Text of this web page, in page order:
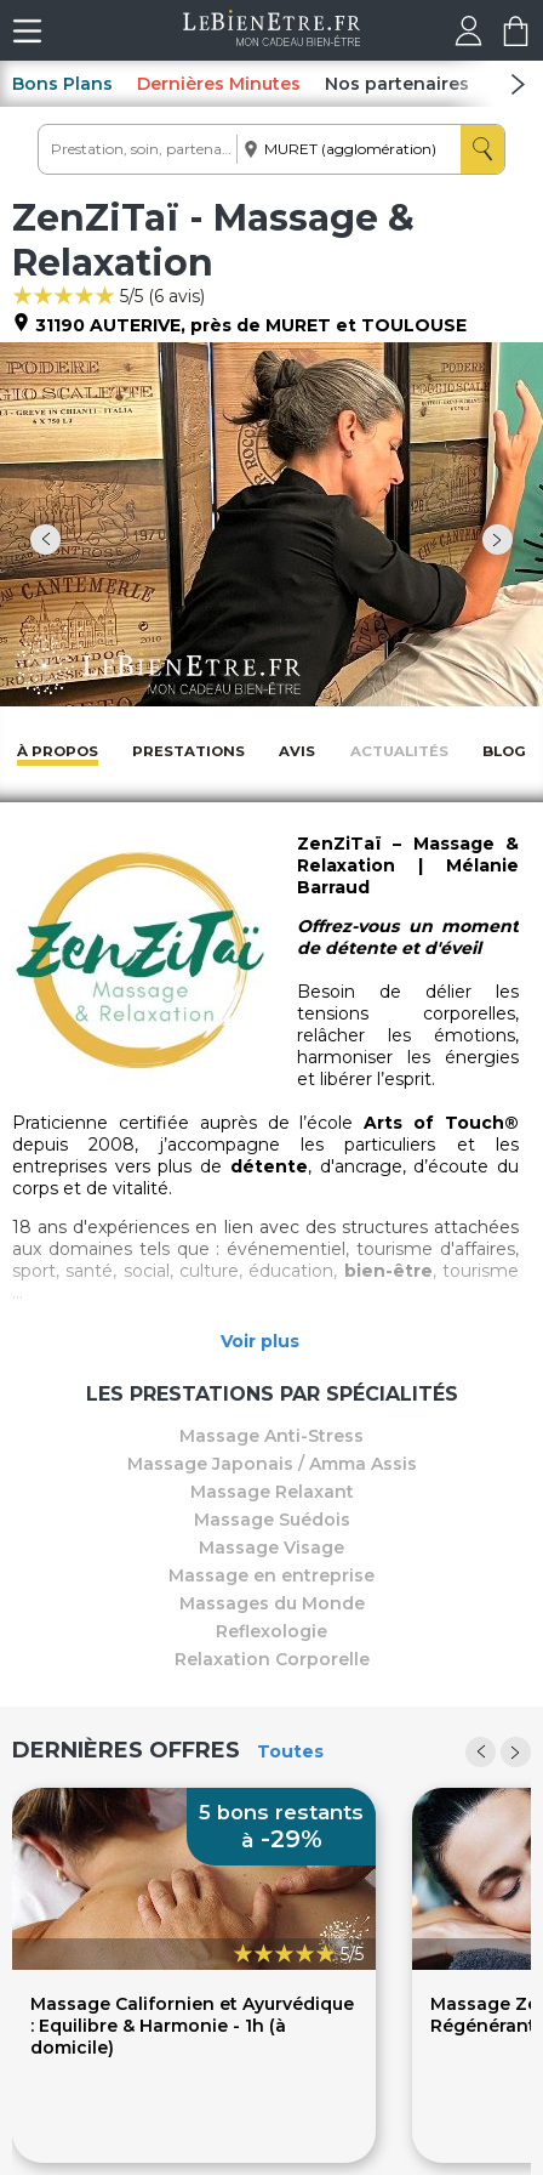
Bons Plans Dernières Minutes Nos partenaires Spas
ZenZiTaï - Massage &
Relaxation
5/5 (6 avis)
31190 AUTERIVE, près de MURET et TOULOUSE
À PROPOS PRESTATIONS AVIS ACTUALITÉS BLOG
ZenZiTaï – Massage &
Relaxation | Mélanie
Barraud
Offrez-vous un moment
de détente et d'éveil
Besoin de délier les
tensions corporelles,
relâcher les émotions,
harmoniser les énergies
et libérer l’esprit.
Praticienne certifiée auprès de l’écoleArts of Touch®
depuis 2008, j’accompagne les particuliers et les
entreprises vers plus de détente, d'ancrage, d’écoute du
corps et de vitalité.
18 ans d'expériences en lien avec des structures attachées
aux domaines tels que : événementiel, tourisme d'affaires,
sport, santé, social, culture, éducation, bien-être, tourisme
…
massages bien-être personnalisés
(Amma, californien d'Esalen, ayurvédique, coréen, suédois,
ateliers de relaxation
corporel et d'auto-massage , à domicile, en institut ou en
Approche personnalisée axée sur l’écoute intuitive,
l’échange, la créativité et le lâcher prise.
Interventions a domicile (pour les particuliers) ou sur site
(entreprises, institutions) secteur entre
Séances individuelles, ateliers collectifs, stages de
découverte et d'initiation, événements.
Voir plus
LES PRESTATIONS PAR SPÉCIALITÉS
Massage Anti-Stress
Massage Japonais / Amma Assis
Massage Relaxant
Massage Suédois
Massage Visage
Massage en entreprise
Massages du Monde
Reflexologie
Relaxation Corporelle
DERNIÈRES OFFRES Toutes
5/5
Massage Californien et Ayurvédique
: Equilibre & Harmonie - 1h (à
domicile)
5 bons restants
à -29%
Massage
Régénérant